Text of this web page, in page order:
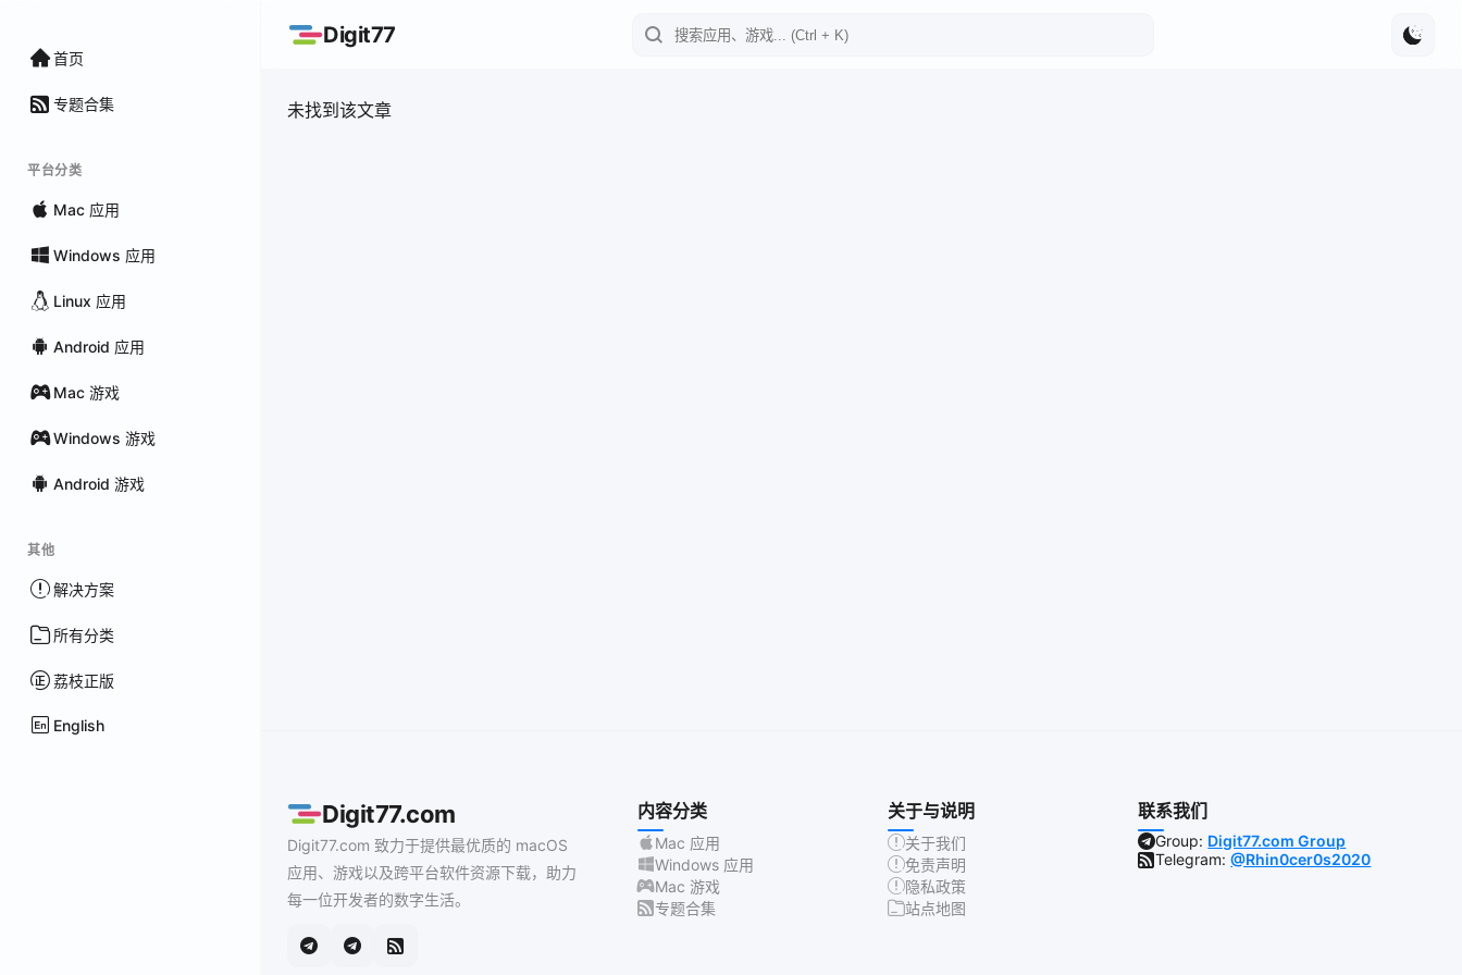
首页
专题合集
平台分类
Mac 应用
Windows 应用
Linux 应用
Android 应用
Mac 游戏
Windows 游戏
Android 游戏
其他
解决方案
所有分类
荔枝正版
English
Digit77
未找到该文章
Digit77.com
Digit77.com 致力于提供最优质的 macOS
应用、游戏以及跨平台软件资源下载，助力
每一位开发者的数字生活。
内容分类
Mac 应用
Windows 应用
Mac 游戏
专题合集
关于与说明
关于我们
免责声明
隐私政策
站点地图
联系我们
Group: Digit77.com Group
Telegram:@Rhin0cer0s2020